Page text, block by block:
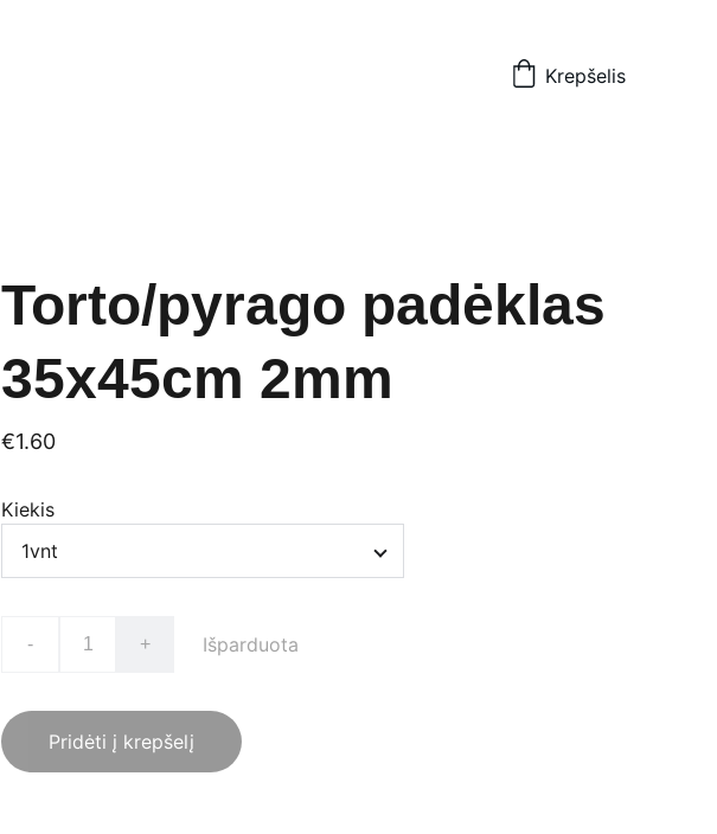
Krepšelis
Torto/pyrago padėklas
35x45cm 2mm
€1.60
Kiekis
- + Išparduota
Pridėti į krepšelį